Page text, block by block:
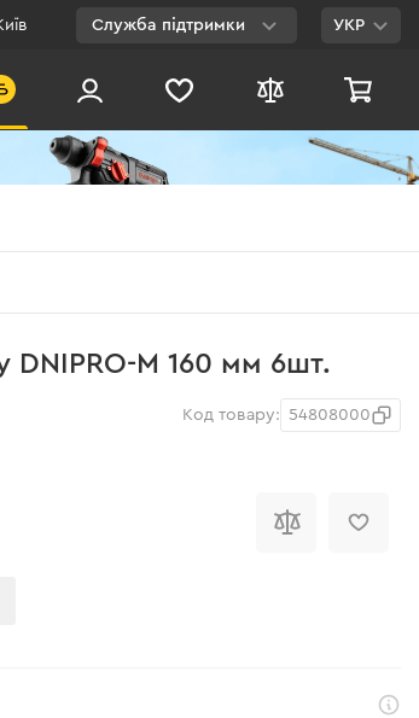
Служба підтримки
Viber
0 800 200 500
УКР
DNIPRO-M 160 мм 6шт.
Код товару: 54808000